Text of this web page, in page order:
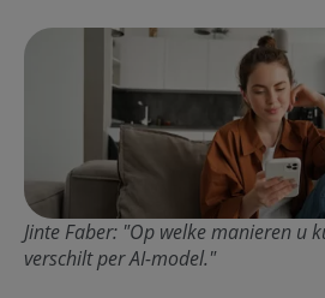
Jinte Faber: "Op welke manieren u
verschilt per AI-model."